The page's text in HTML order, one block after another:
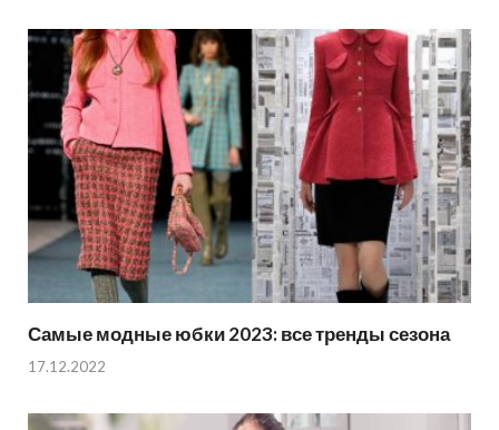
Самые модные юбки 2023: все тренды сезона
17.12.2022